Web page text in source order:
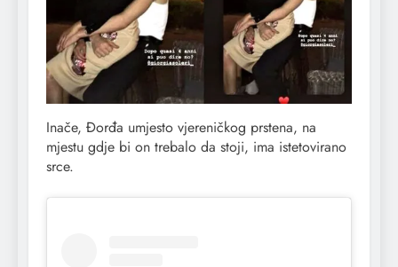
Inače, Đorđa umjesto vjereničkog prstena, na
mjestu gdje bi on trebalo da stoji, ima istetovirano
srce.